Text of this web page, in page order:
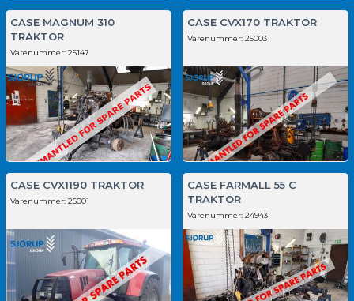
CASE MAGNUM 310
TRAKTOR
Varenummer: 25147
CASE CVX170 TRAKTOR
Varenummer: 25003
CASE CVX1190 TRAKTOR
Varenummer: 25001
CASE FARMALL 55 C
TRAKTOR
Varenummer: 24943